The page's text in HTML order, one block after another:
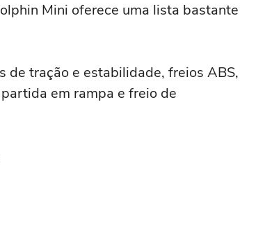
Mini oferece uma lista bastante
de tração e estabilidade, freios ABS,
em rampa e freio de